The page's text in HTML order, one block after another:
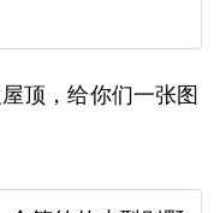
顶，给你们一张图